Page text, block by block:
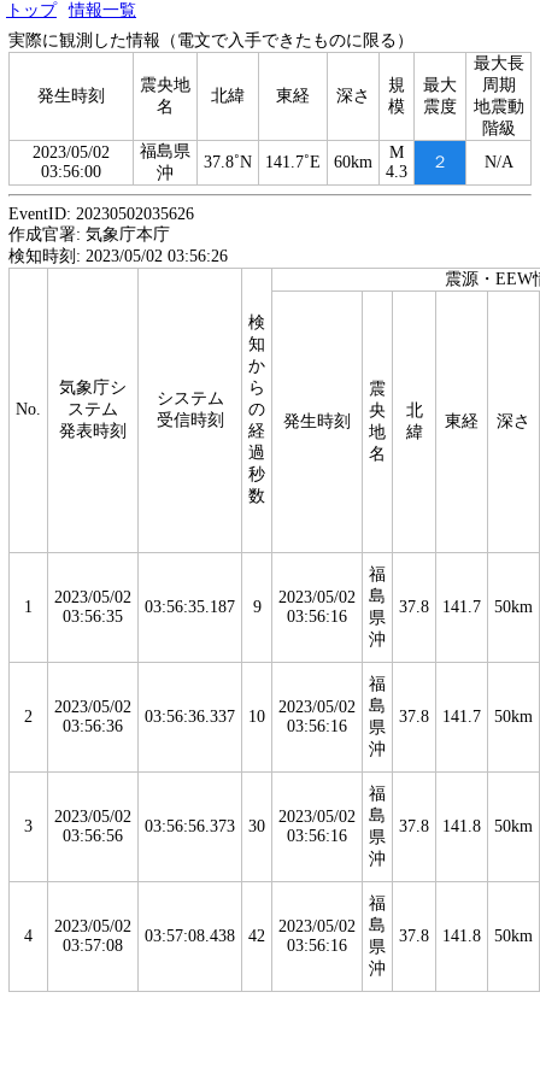
トップ
情報一覧
実際に観測した情報（電文で入手できたものに限る）
発生時刻
震央地
名
北緯 東経 深さ
規
模
最大
震度
最大長
周期
地震動
階級
2023/05/02
03:56:00
福島県
沖
37.8˚N 141.7˚E 60km
M
4.3
２ N/A
EventID: 20230502035626
作成官署: 気象庁本庁
検知時刻: 2023/05/02 03:56:26
No.
気象庁シ
ステム
発表時刻
システム
受信時刻
検
知
か
ら
の
経
過
秒
数
震源・EEW
発生時刻
震
央
地
名
北
緯
東経 深さ
1
2023/05/02
03:56:35
03:56:35.187 9
2023/05/02
03:56:16
福
島
県
沖
37.8 141.7 50km
2
2023/05/02
03:56:36
03:56:36.337 10
2023/05/02
03:56:16
福
島
県
沖
37.8 141.7 50km
3
2023/05/02
03:56:56
03:56:56.373 30
2023/05/02
03:56:16
福
島
県
沖
37.8 141.8 50km
4
2023/05/02
03:57:08
03:57:08.438 42
2023/05/02
03:56:16
福
島
県
沖
37.8 141.8 50km